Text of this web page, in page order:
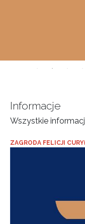
Informacje
Wszystkie
Muzeum
Ziemi
Tarnowskiej
ZAGRODA FELICJI